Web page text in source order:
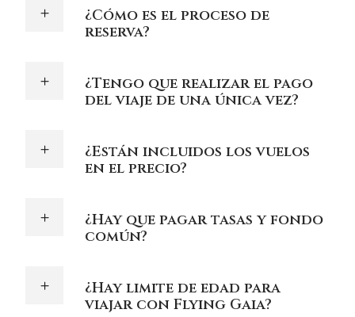
¿Cómo es el proceso de
reserva?
¿Tengo que realizar el pago
del viaje de una única vez?
¿Están incluidos los vuelos
en el precio?
¿Hay que pagar tasas y fondo
común?
¿Hay limite de edad para
viajar con Flying Gaia?